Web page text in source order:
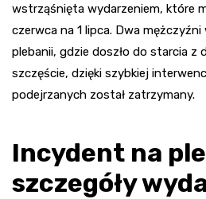
wstrząśnięta wydarzeniem, które
czerwca na 1 lipca. Dwa
plebanii, gdzie doszło do starcia z
szczęście, dzięki szybkiej
podejrzanych został zatrzymany.
Incydent na
szczegóły